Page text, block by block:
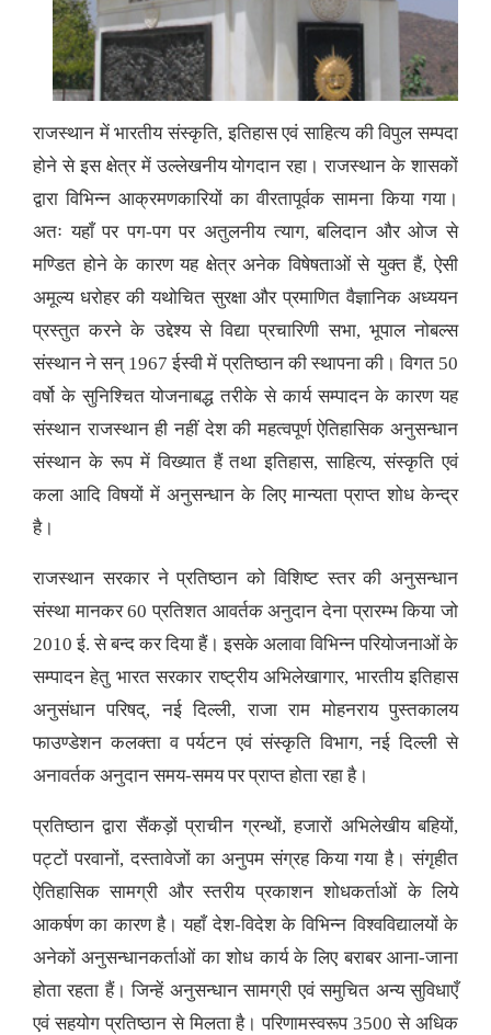
राजस्थान में भारतीय संस्कृति, इतिहास एवं साहित्य की विपुल सम्पदा
होने से इस क्षेत्र में उल्लेखनीय योगदान रहा। राजस्थान के शासकों
द्वारा विभिन्न आक्रमणकारियों का वीरतापूर्वक सामना किया गया।
अतः यहाँ पर पग-पग पर अतुलनीय त्याग, बलिदान और ओज से
मण्डित होने के कारण यह क्षेत्र अनेक विषेषताओं से युक्त हैं, ऐसी
अमूल्य धरोहर की यथोचित सुरक्षा और प्रमाणित वैज्ञानिक अध्ययन
प्रस्तुत करने के उद्देश्य से विद्या प्रचारिणी सभा, भूपाल नोबल्स
संस्थान ने सन् 1967 ईस्वी में प्रतिष्ठान की स्थापना की। विगत 50
वर्षो के सुनिश्चित योजनाबद्ध तरीके से कार्य सम्पादन के कारण यह
संस्थान राजस्थान ही नहीं देश की महत्वपूर्ण ऐतिहासिक अनुसन्धान
संस्थान के रूप में विख्यात हैं तथा इतिहास, साहित्य, संस्कृति एवं
कला आदि विषयों में अनुसन्धान के लिए मान्यता प्राप्त शोध केन्द्र
है।
राजस्थान सरकार ने प्रतिष्ठान को विशिष्ट स्तर की अनुसन्धान
संस्था मानकर 60 प्रतिशत आवर्तक अनुदान देना प्रारम्भ किया जो
2010 ई. से बन्द कर दिया हैं। इसके अलावा विभिन्न परियोजनाओं के
सम्पादन हेतु भारत सरकार राष्ट्रीय अभिलेखागार, भारतीय इतिहास
अनुसंधान परिषद्, नई दिल्ली, राजा राम मोहनराय पुस्तकालय
फाउण्डेशन कलक्ता व पर्यटन एवं संस्कृति विभाग, नई दिल्ली से
अनावर्तक अनुदान समय-समय पर प्राप्त होता रहा है।
प्रतिष्ठान द्वारा सैंकड़ों प्राचीन ग्रन्थों, हजारों अभिलेखीय बहियों,
पट्टों परवानों, दस्तावेजों का अनुपम संग्रह किया गया है। संगृहीत
ऐतिहासिक सामग्री और स्तरीय प्रकाशन शोधकर्ताओं के लिये
आकर्षण का कारण है। यहाँ देश-विदेश के विभिन्न विश्वविद्यालयों के
अनेकों अनुसन्धानकर्ताओं का शोध कार्य के लिए बराबर आना-जाना
होता रहता हैं। जिन्हें अनुसन्धान सामग्री एवं समुचित अन्य सुविधाएँ
एवं सहयोग प्रतिष्ठान से मिलता है। परिणामस्वरूप 3500 से अधिक